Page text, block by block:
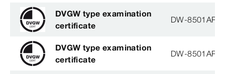
DVGW type examination
certificate
DW-
DVGW type examination
certificate
DW-